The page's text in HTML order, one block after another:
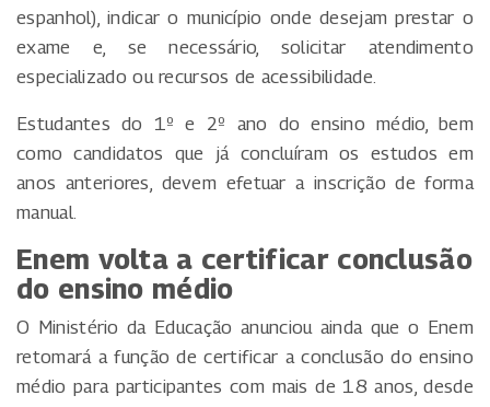
espanhol), indicar o município onde desejam prestar o
exame e, se necessário, solicitar atendimento
especializado ou recursos de acessibilidade.
Estudantes do 1º e 2º ano do ensino médio, bem
como candidatos que já concluíram os estudos em
anos anteriores, devem efetuar a inscrição de forma
manual.
Enem volta a certificar conclusão
do ensino médio
O Ministério da Educação anunciou ainda que o Enem
retomará a função de certificar a conclusão do ensino
médio para participantes com mais de 18 anos, desde